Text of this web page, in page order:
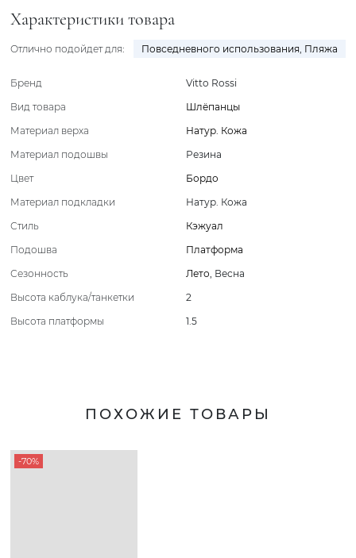
Характеристики товара
Отлично подойдет для: Повседневного использования, Пляжа
Бренд
Vitto Rossi
Вид товара
Шлёпанцы
Материал верха
Натур. Кожа
Материал подошвы
Резина
Цвет
Бордо
Материал подкладки
Натур. Кожа
Стиль
Кэжуал
Подошва
Платформа
Сезонность
Лето, Весна
Высота каблука/танкетки
2
Высота платформы
1.5
ПОХОЖИЕ ТОВАРЫ
-70%